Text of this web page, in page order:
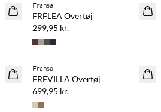
NYHED
Fransa
FRFLEA Overtøj
299,95 kr.
NYHED
Fransa
FREVILLA Overtøj
699,95 kr.